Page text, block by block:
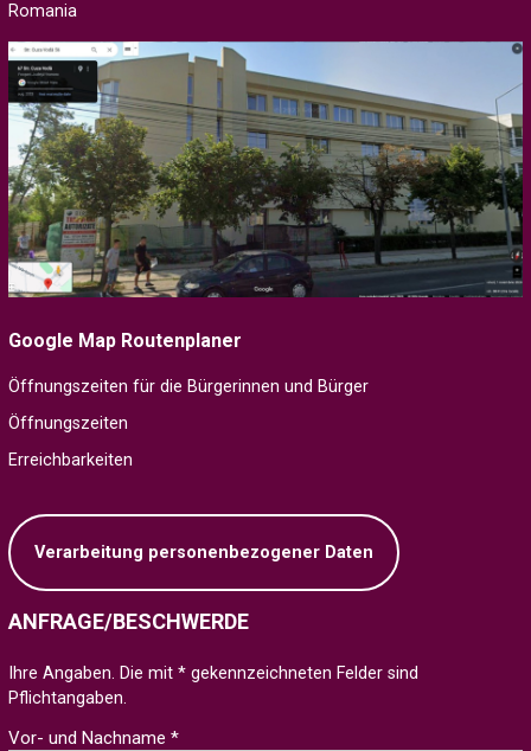
Romania
Google Map Routenplaner
Öffnungszeiten für die Bürgerinnen und Bürger
Öffnungszeiten
Erreichbarkeiten
Verarbeitung personenbezogener Daten
ANFRAGE/BESCHWERDE
Ihre Angaben. Die mit * gekennzeichneten Felder sind
Pflichtangaben.
Vor- und Nachname *